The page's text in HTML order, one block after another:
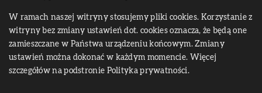
W ramach naszej witryny stosujemy pliki cookies. Korzystanie z
witryny bez zmiany ustawień dot. cookies oznacza, że będą one
zamieszczane w Państwa urządzeniu końcowym. Zmiany
ustawień można dokonać w każdym momencie. Więcej
szczegółów na podstronie Polityka prywatności.